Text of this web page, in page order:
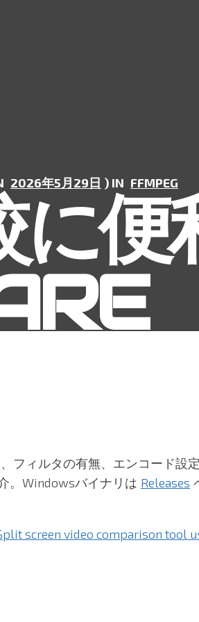
に
2026年5月29日 ) IN FFMPEG
フィルタの有無、エンコード設
。Windowsバイナリは Releases
screen video comparison tool